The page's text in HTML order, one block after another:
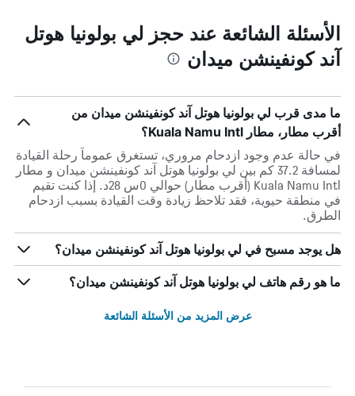
الأسئلة الشائعة عند حجز لي بولونيا هوتل
آند كونفينشن ميدان
ما مدى قرب لي بولونيا هوتل آند كونفينشن ميدان من
أقرب مطار، مطار Kuala Namu Intl؟
في حالة عدم وجود ازدحام مروري، تستغرق عموماً رحلة القيادة
لمسافة 37.2 كم بين لي بولونيا هوتل آند كونفينشن ميدان و مطار
Kuala Namu Intl (أقرب مطار) حوالي 0س 28د. إذا كنت تقيم
في منطقة حيوية، فقد تلاحظ زيادة وقت القيادة بسبب ازدحام
الطرق.
هل يوجد مسبح في لي بولونيا هوتل آند كونفينشن ميدان؟
ما هو رقم هاتف لي بولونيا هوتل آند كونفينشن ميدان؟
عرض المزيد من الأسئلة الشائعة